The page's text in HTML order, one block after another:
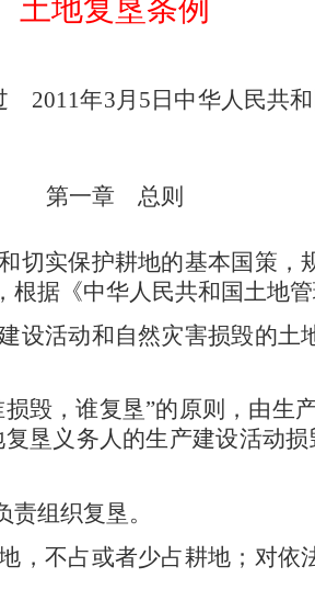
土地复垦条例
2011年3月 5 日中华人民共
第一章 总则
实保护耕地的基本国策，
据《中华人民共和国土地管
设活动和自然灾害损毁的土
损毁，谁复垦”的原则，由生
垦义务人的生产建设活动损
组织复垦。
，不占或者少占耕地；对依